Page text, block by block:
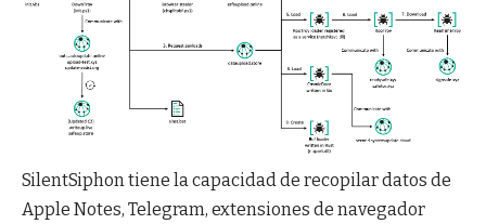
SilentSiphon tiene la capacidad de recopilar datos de
Apple Notes, Telegram, extensiones de navegador